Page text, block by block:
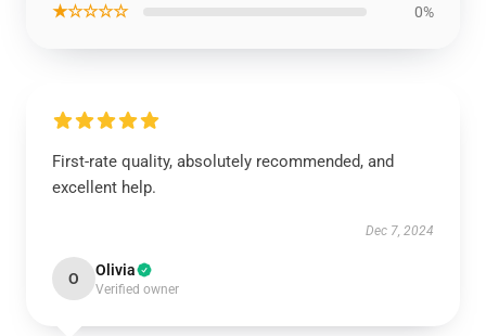
★☆☆☆☆ 0%
First-rate quality, absolutely recommended, and
excellent help.
Dec 7, 2024
O Olivia
Verified owner